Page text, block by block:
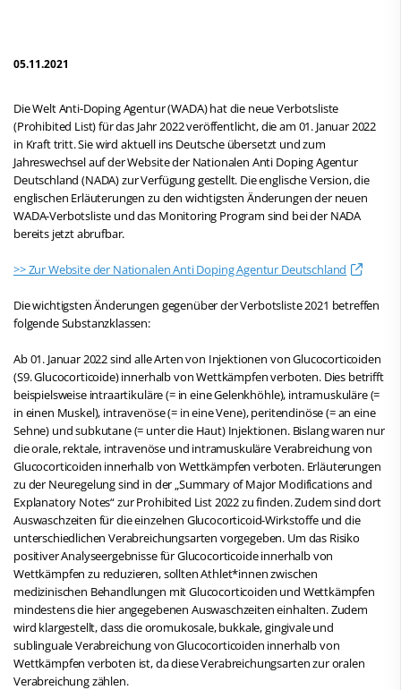
05.11.2021
Die Welt Anti-Doping Agentur (WADA) hat die neue Verbotsliste
(Prohibited List) für das Jahr 2022 veröffentlicht, die am 01. Januar 2022
in Kraft tritt. Sie wird aktuell ins Deutsche übersetzt und zum
Jahreswechsel auf der Website der Nationalen Anti Doping Agentur
Deutschland (NADA) zur Verfügung gestellt. Die englische Version, die
englischen Erläuterungen zu den wichtigsten Änderungen der neuen
WADA-Verbotsliste und das Monitoring Program sind bei der NADA
bereits jetzt abrufbar.
>> Zur Website der Nationalen Anti Doping Agentur Deutschland
Die wichtigsten Änderungen gegenüber der Verbotsliste 2021 betreffen
folgende Substanzklassen:
Ab 01. Januar 2022 sind alle Arten von Injektionen von Glucocorticoiden
(S9. Glucocorticoide) innerhalb von Wettkämpfen verboten. Dies betrifft
beispielsweise intraartikuläre (= in eine Gelenkhöhle), intramuskuläre (=
in einen Muskel), intravenöse (= in eine Vene), peritendinöse (= an eine
Sehne) und subkutane (= unter die Haut) Injektionen. Bislang waren nur
die orale, rektale, intravenöse und intramuskuläre Verabreichung von
Glucocorticoiden innerhalb von Wettkämpfen verboten. Erläuterungen
zu der Neuregelung sind in der „Summary of Major Modifications and
Explanatory Notes“ zur Prohibited List 2022 zu finden. Zudem sind dort
Auswaschzeiten für die einzelnen Glucocorticoid-Wirkstoffe und die
unterschiedlichen Verabreichungsarten vorgegeben. Um das Risiko
positiver Analyseergebnisse für Glucocorticoide innerhalb von
Wettkämpfen zu reduzieren, sollten Athlet*innen zwischen
medizinischen Behandlungen mit Glucocorticoiden und Wettkämpfen
mindestens die hier angegebenen Auswaschzeiten einhalten. Zudem
wird klargestellt, dass die oromukosale, bukkale, gingivale und
sublinguale Verabreichung von Glucocorticoiden innerhalb von
Wettkämpfen verboten ist, da diese Verabreichungsarten zur oralen
Verabreichung zählen.